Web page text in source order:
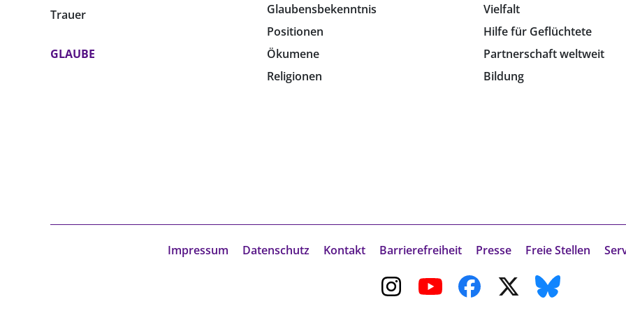
Trauer
GLAUBE
Glaubensbekenntnis
Positionen
Ökumene
Religionen
Vielfalt
Hilfe für Geflüchtete
Partnerschaft weltweit
Bildung
Impressum Datenschutz Kontakt Barrierefreiheit Presse Freie Stellen